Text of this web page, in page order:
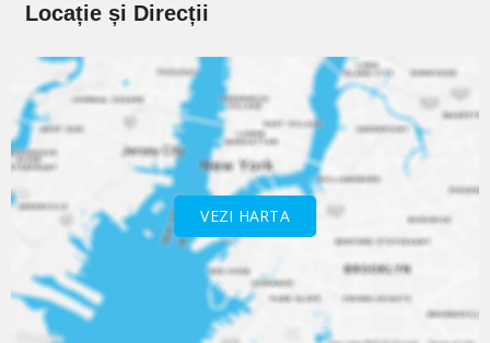
Locație și Direcții
VEZI HARTA